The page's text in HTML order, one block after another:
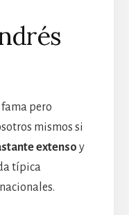
pero
mismos si
extenso y
típica